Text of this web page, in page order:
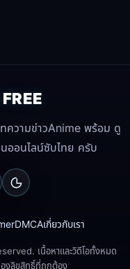
ความข่าวAnime พร้อม ดู
ออนไลน์ซับไทย ครับ
DMCAเกี่ยวกับเรา
เนื้อหาและวิดีโอทั้งหมด
องลิขสิทธิ์ที่ถูกต้อง